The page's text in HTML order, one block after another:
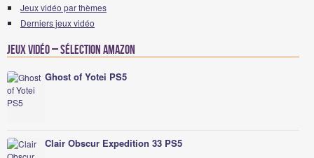
Jeux vidéo par thèmes
Derniers jeux vidéo
Jeux vidéo – Sélection Amazon
Ghost of Yotei PS5
Clair Obscur Expedition 33 PS5